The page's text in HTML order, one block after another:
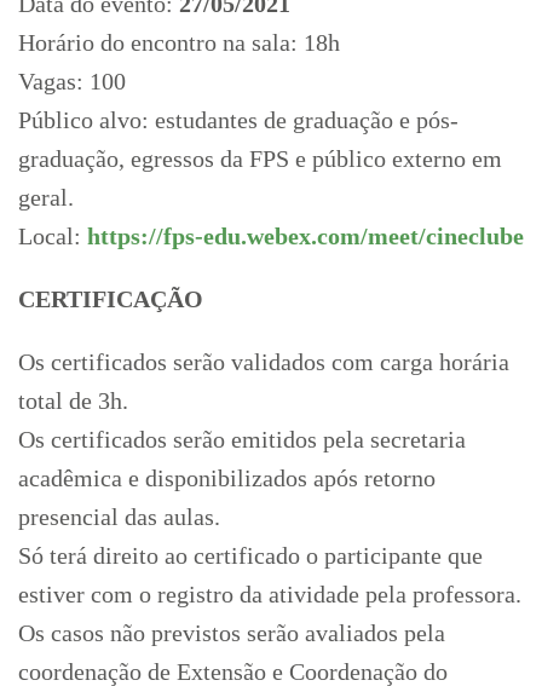
Horário do encontro na sala: 18h
Vagas: 100
Público alvo: estudantes de graduação e pós-
graduação, egressos da FPS e público externo em
geral.
Local: https://fps-edu.webex.com/meet/cineclube
CERTIFICAÇÃO
Os certificados serão validados com carga horária
total de 3h.
Os certificados serão emitidos pela secretaria
acadêmica e disponibilizados após retorno
presencial das aulas.
Só terá direito ao certificado o participante que
estiver com o registro da atividade pela professora.
Os casos não previstos serão avaliados pela
coordenação de Extensão e Coordenação do